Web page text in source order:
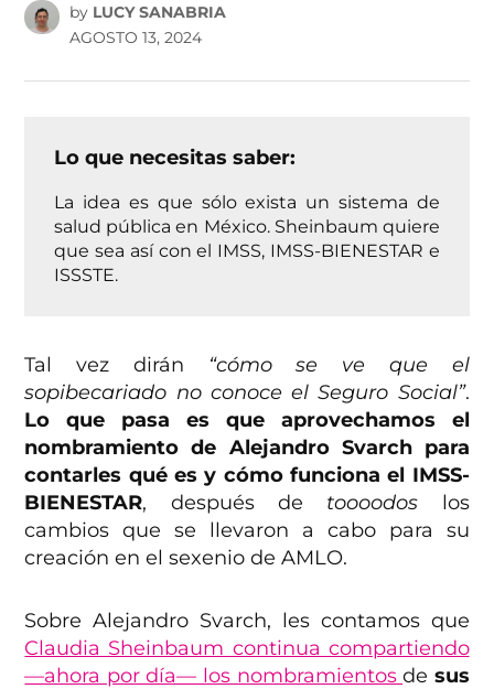
by LUCY SANABRIA
AGOSTO 13, 2024
Lo que necesitas saber:
La idea es que sólo exista un sistema de
salud pública en México. Sheinbaum quiere
que sea así con el IMSS, IMSS-BIENESTAR e
ISSSTE.
Tal vez dirán
“cómo se ve que el
sopibecariado no conoce el Seguro Social”.
Lo que pasa es que aprovechamos el
nombramiento de Alejandro Svarch para
contarles qué es y cómo funciona el IMSS-
BIENESTAR, después de toooodos los
cambios que se llevaron a cabo para su
creación en el sexenio de AMLO.
Sobre Alejandro Svarch, les contamos que
Claudia Sheinbaum continua compartiendo
—ahora por día— los nombramientosde sus